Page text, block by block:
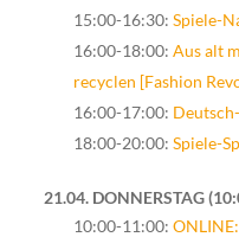
15:00-16:30: Spiele-
16:00-18:00: Aus alt
recyclen [Fashion
16:00-17:00:
18:00-20:00: Spiele-
21.04. DONNERSTAG
10:00-11:00: